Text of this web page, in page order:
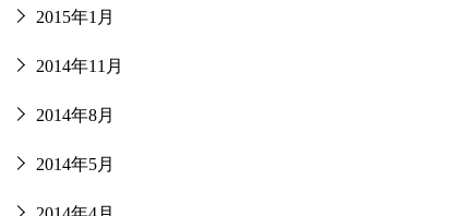
2015年1月
2014年11月
2014年8月
2014年5月